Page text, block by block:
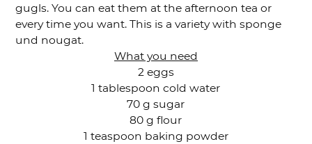
gugls. You can eat them at the afternoon tea or
every time you want. This is a variety with sponge
und nougat.
What you need
2 eggs
1 tablespoon cold water
70 g sugar
80 g flour
1 teaspoon baking powder